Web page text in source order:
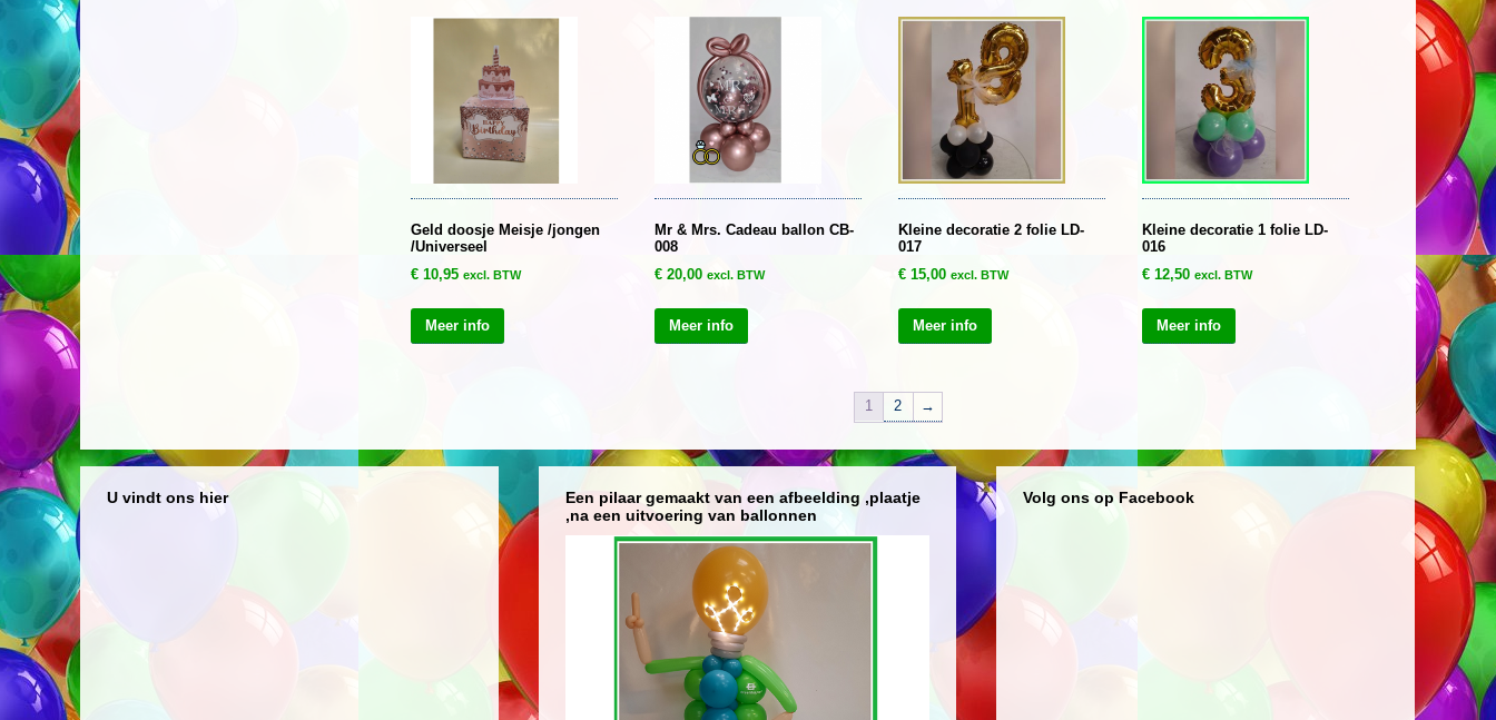
Geld doosje Meisje /jongen
/Universeel
€ 10,95 excl. BTW
Meer info
Mr & Mrs. Cadeau ballon CB-
008
€20,00 excl. BTW
Meer info
Kleine decoratie 2 folie LD-
017
€15,00 excl. BTW
Meer info
Kleine decoratie 1 folie LD-
016
€12,50 excl. BTW
Meer info
1 2 →
U vindt ons hier
Een pilaar gemaakt van een afbeelding ,plaatje
,na een uitvoering van ballonnen
Volg ons op Facebook